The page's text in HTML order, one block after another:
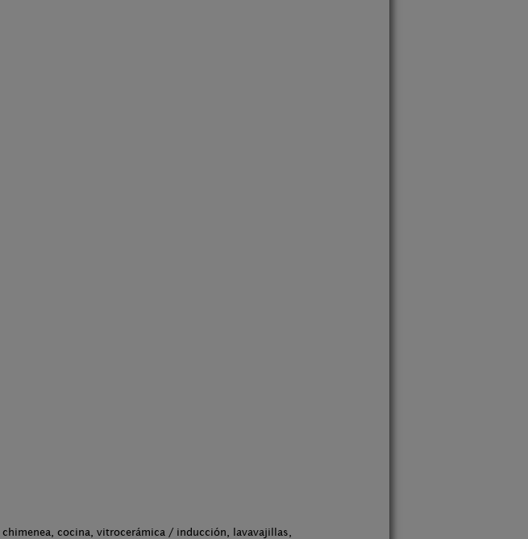
cocina, vitrocerámica / inducción, lavavajillas,